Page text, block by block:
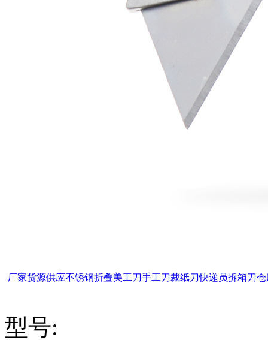
厂家货源供应不锈钢折叠美工刀手工刀裁纸刀快递员拆箱刀
型号: